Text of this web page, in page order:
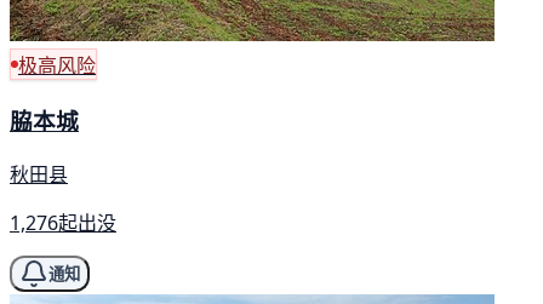
极高风险
脇本城
秋田县
1,276起出没
通知